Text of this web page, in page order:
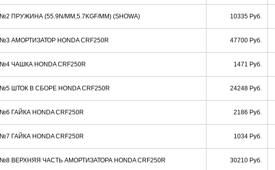
№2 ПРУЖИНА (55.9N/MM,5.7KGF/MM) (SHOWA) 10335 Руб.
№3 АМОРТИЗАТОР HONDA CRF250R 47700 Руб.
№4 ЧАШКА HONDA CRF250R 1471 Руб.
№5 ШТОК В СБОРЕ HONDA CRF250R 24248 Руб.
№6 ГАЙКА HONDA CRF250R 2186 Руб.
№7 ГАЙКА HONDA CRF250R 1034 Руб.
№8 ВЕРХНЯЯ ЧАСТЬ АМОРТИЗАТОРА HONDA CRF250R 30210 Руб.